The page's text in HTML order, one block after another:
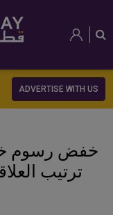
ADVERTISE WITH US
خفض رسوم
ترتيب